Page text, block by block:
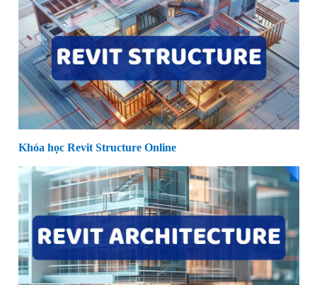
Khóa học Revit Structure Online